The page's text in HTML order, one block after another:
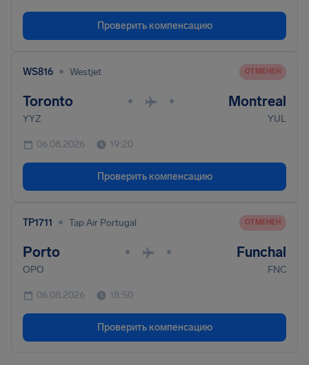
Проверить компенсацию
WS816 • Westjet ОТМЕНЕН
Toronto • • Montreal
YYZ YUL
06.08.2026 19:20
Проверить компенсацию
TP1711 • Tap Air Portugal ОТМЕНЕН
Porto • • Funchal
OPO FNC
06.08.2026 18:50
Проверить компенсацию